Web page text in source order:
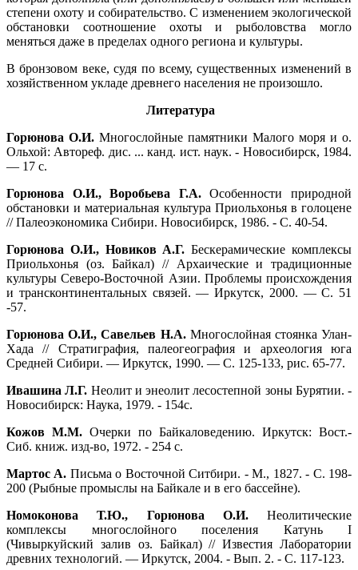
степени охоту и собирательство. С изменением экологической
обстановки соотношение охоты и рыболовства могло
меняться даже в пределах одного региона и культуры.
В бронзовом веке, судя по всему, существенных изменений в
хозяйственном укладе древнего населения не произошло.
Литература
Горюнова О.И. Многослойные памятники Малого моря и о.
Ольхой: Автореф. дис. ... канд. ист. наук. ‑ Новосибирск, 1984.
— 17 с.
Горюнова О.И., Воробьева Г.А.Особенности природной
обстановки и материальная культура Приольхонья в голоцене
// Палеоэкономика Сибири. Новосибирск, 1986. ‑ С. 40-54.
Горюнова О.И., Новиков А.Г. Бескерамические комплексы
Приольхонья (оз. Байкал) // Архаические и традиционные
культуры Северо-Восточной Азии. Проблемы происхождения
и трансконтинентальных связей. — Иркутск, 2000. — С. 51
-57.
Горюнова О.И., Савельев Н.А.Многослойная стоянка Улан-
Хада // Стратиграфия, палеогеография и археология юга
Средней Сибири. — Иркутск, 1990. — С. 125-133, рис. 65-77.
Ивашина Л.Г. Неолит и энеолит лесостепной зоны Бурятии. ‑
Новосибирск: Наука, 1979. ‑ 154с.
Кожов М.М. Очерки по Байкаловедению. Иркутск: Вост.-
Сиб. книж. изд-во, 1972. ‑ 254 с.
Мартос А. Письма о Восточной Ситбири. ‑ М., 1827. ‑ С. 198-
200 (Рыбные промыслы на Байкале и в его бассейне).
Номоконова Т.Ю., Горюнова О.И.Неолитические
комплексы многослойного поселения Катунь I
(Чивыркуйский залив оз. Байкал) // Известия Лаборатории
древних технологий. — Иркутск, 2004. ‑ Вып. 2. ‑ С. 117-123.